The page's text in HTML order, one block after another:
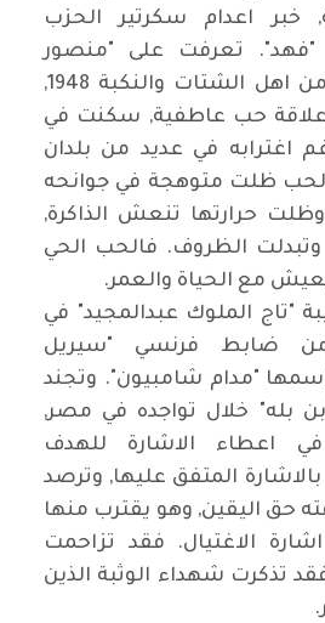
خبر اعدام سكرتير الحزب
"فهد". تعرفت على "منصور
البادي" فلسطيني من اهل الشتات والنكبة 1948,
حب عاطفية, سكنت في
اغترابه في عديد من بلدان
الحب ظلت متوهجة في جوانحه
حرارتها تنعش الذاكرة,
وتبدلت الظروف. فالحب الحي
مع الحياة والعمر.
"تاج الملوك عبدالمجيد" في
من ضابط فرنسي "سيريل
"مدام شامبيون". وتجند
بله" خلال تواجده في مصر,
اعطاء الاشارة للهدف
المتفق عليها, وترصد
حق اليقين, وهو يقترب منها
الاغتيال. فقد تزاحمت
تذكرت شهداء الوثبة الذين